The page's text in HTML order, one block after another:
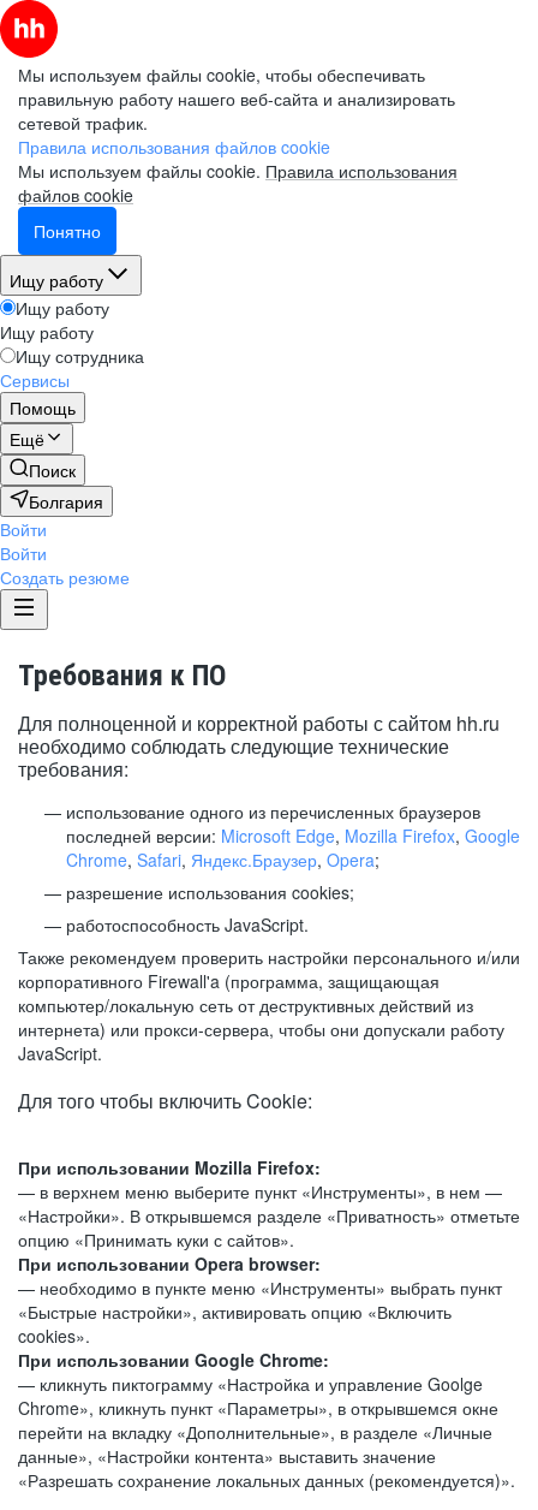
Мы используем файлы cookie, чтобы обеспечивать
правильную работу нашего веб-сайта и анализировать
сетевой трафик.
Правила использования файлов cookie
Мы используем файлы cookie. Правила использования
файлов cookie
Понятно
Ищу работу
Ищу работу
Ищу работу
Ищу сотрудника
Сервисы
Помощь
Ещё
Поиск
Болгария
Войти
Войти
Создать резюме
Требования к ПО
Для полноценной и корректной работы с сайтом hh.ru
необходимо соблюдать следующие технические
требования:
использование одного из перечисленных браузеров
последней версии: Microsoft Edge, Mozilla Firefox, Google
Chrome, Safari, Яндекс.Браузер, Opera;
разрешение использования cookies;
работоспособность JavaScript.
Также рекомендуем проверить настройки персонального и/или
корпоративного Firewall'a (программа, защищающая
компьютер/локальную сеть от деструктивных действий из
интернета) или прокси-сервера, чтобы они допускали работу
JavaScript.
Для того чтобы включить Cookie:
При использовании Mozilla Firefox:
— в верхнем меню выберите пункт «Инструменты», в нем —
«Настройки». В открывшемся разделе «Приватность» отметьте
опцию «Принимать куки с сайтов».
При использовании Opera browser:
— необходимо в пункте меню «Инструменты» выбрать пункт
«Быстрые настройки», активировать опцию «Включить
cookies».
При использовании Google Chrome:
— кликнуть пиктограмму «Настройка и управление Goolge
Chrome», кликнуть пункт «Параметры», в открывшемся окне
перейти на вкладку «Дополнительные», в разделе «Личные
данные», «Настройки контента» выставить значение
«Разрешать сохранение локальных данных (рекомендуется)».